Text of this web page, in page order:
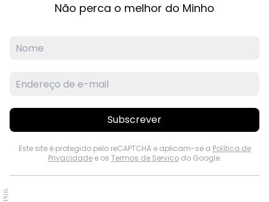
Não perca o melhor do Minho
Subscrever
Este site é protegido pelo reCAPTCHA e aplicam-se a Política de
Privacidadee os Termos de Serviçodo Google.
PUB.